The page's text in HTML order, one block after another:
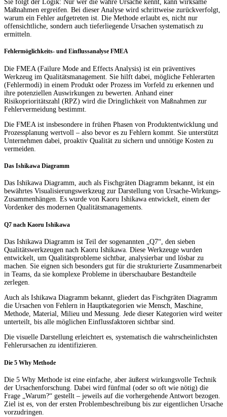
Sie folgt der Logik: Nur wer die wahre Ursache kennt, kann wirksame
Maßnahmen ergreifen. Bei dieser Analyse wird schrittweise zurückverfolgt,
warum ein Fehler aufgetreten ist. Die Methode erlaubt es, nicht nur
offensichtliche, sondern auch tieferliegende Ursachen systematisch zu
ermitteln.
Fehlermöglichkeits- und Einflussanalyse FMEA
Die FMEA (Failure Mode and Effects Analysis) ist ein präventives
Werkzeug im Qualitätsmanagement. Sie hilft dabei, mögliche Fehlerarten
(Fehlermodi) in einem Produkt oder Prozess im Vorfeld zu erkennen und
ihre potenziellen Auswirkungen zu bewerten. Anhand einer
Risikoprioritätszahl (RPZ) wird die Dringlichkeit von Maßnahmen zur
Fehlervermeidung bestimmt.
Die FMEA ist insbesondere in frühen Phasen von Produktentwicklung und
Prozessplanung wertvoll – also bevor es zu Fehlern kommt. Sie unterstützt
Unternehmen dabei, proaktiv Qualität zu sichern und unnötige Kosten zu
vermeiden.
Das Ishikawa Diagramm
Das Ishikawa Diagramm, auch als Fischgräten Diagramm bekannt, ist ein
bewährtes Visualisierungswerkzeug zur Darstellung von Ursache-Wirkungs-
Zusammenhängen. Es wurde von Kaoru Ishikawa entwickelt, einem der
Vordenker des modernen Qualitätsmanagements.
Q7 nach Kaoru Ishikawa
Das Ishikawa Diagramm ist Teil der sogenannten „Q7“, den sieben
Qualitätswerkzeugen nach Kaoru Ishikawa. Diese Werkzeuge wurden
entwickelt, um Qualitätsprobleme sichtbar, analysierbar und lösbar zu
machen. Sie eignen sich besonders gut für die strukturierte Zusammenarbeit
in Teams, da sie komplexe Probleme in überschaubare Bestandteile
zerlegen.
Auch als Ishikawa Diagramm bekannt, gliedert das Fischgräten Diagramm
die Ursachen von Fehlern in Hauptkategorien wie Mensch, Maschine,
Methode, Material, Milieu und Messung. Jede dieser Kategorien wird weiter
unterteilt, bis alle möglichen Einflussfaktoren sichtbar sind.
Die visuelle Darstellung erleichtert es, systematisch die wahrscheinlichsten
Fehlerursachen zu identifizieren.
Die 5 Why Methode
Die 5 Why Methode ist eine einfache, aber äußerst wirkungsvolle Technik
der Ursachenforschung. Dabei wird fünfmal (oder so oft wie nötig) die
Frage „Warum?“ gestellt – jeweils auf die vorhergehende Antwort bezogen.
Ziel ist es, von der ersten Problembeschreibung bis zur eigentlichen Ursache
vorzudringen.